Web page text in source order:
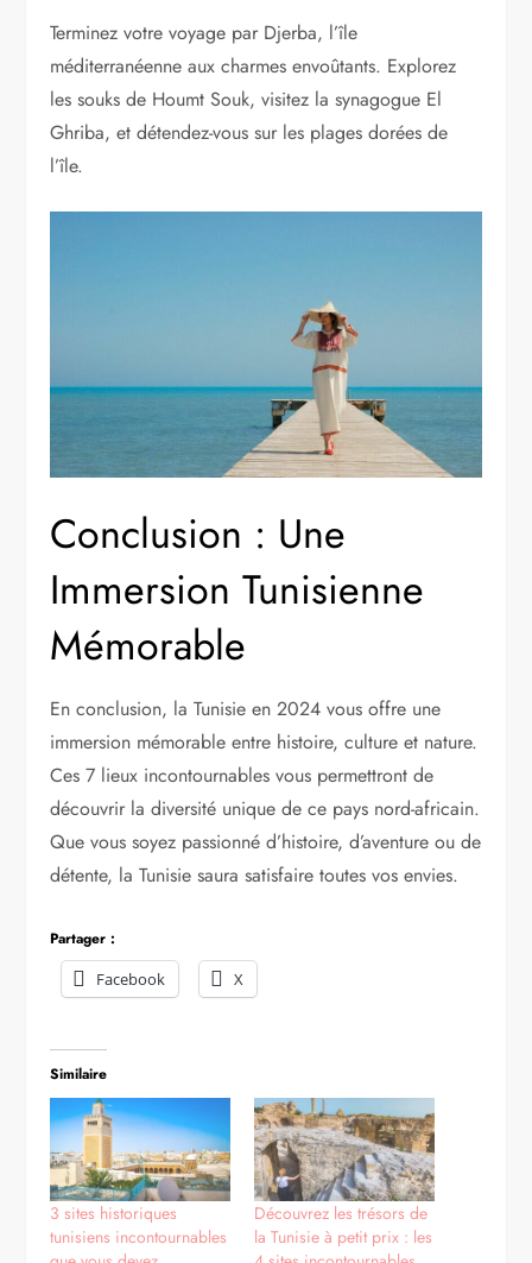
Terminez votre voyage par Djerba, l’île
méditerranéenne aux charmes envoûtants. Explorez
les souks de Houmt Souk, visitez la synagogue El
Ghriba, et détendez-vous sur les plages dorées de
l’île.
Conclusion : Une
Immersion Tunisienne
Mémorable
En conclusion, la Tunisie en 2024 vous offre une
immersion mémorable entre histoire, culture et nature.
Ces 7 lieux incontournables vous permettront de
découvrir la diversité unique de ce pays nord-africain.
Que vous soyez passionné d’histoire, d’aventure ou de
détente, la Tunisie saura satisfaire toutes vos envies.
Partager :
Facebook
X
Similaire
3 sites historiques
tunisiens incontournables
Découvrez les trésors de
la Tunisie à petit prix : les